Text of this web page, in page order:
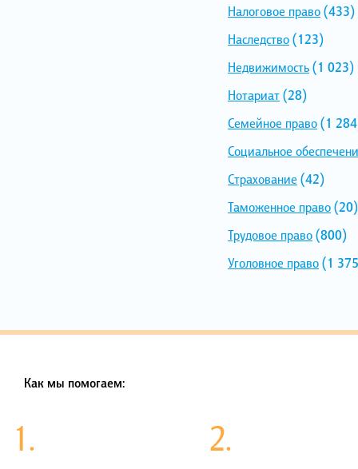
Налоговое право(433)
Наследство(123)
Недвижимость(1 023)
Нотариат(28)
Семейное право(1
Социальное
Страхование (42)
Таможенное право(20)
Трудовое право(800)
Уголовное право(1
Как мы помогаем:
1. 2.